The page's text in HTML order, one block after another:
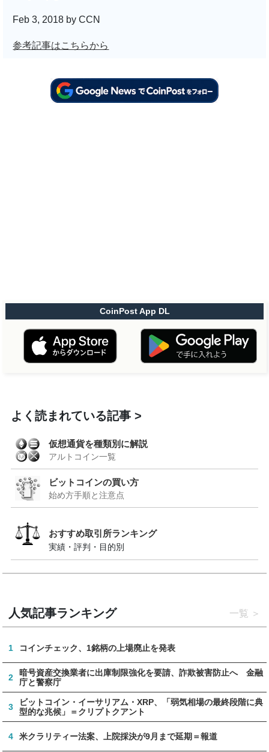
Feb 3, 2018 by CCN
参考記事はこちらから
CoinPost App DL
よく読まれている記事
仮想通貨を種類別に解説
アルトコイン一覧
ビットコインの買い方
始め方手順と注意点
おすすめ取引所ランキング
実績・評判・目的別
人気記事ランキング 一覧
1 コインチェック、1銘柄の上場廃止を発表
2
暗号資産交換業者に出庫制限強化を要請、詐欺被害防止へ 金融
庁と警察庁
3
ビットコイン・イーサリアム・XRP、「弱気相場の最終段階に典
型的な兆候」＝クリプトクアント
4 米クラリティー法案、上院採決が9月まで延期＝報道